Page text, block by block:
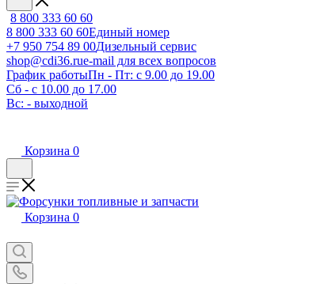
8 800 333 60 60
8 800 333 60 60Единый номер
+7 950 754 89 00Дизельный сервис
shop@cdi36.rue-mail для всех вопросов
График работыПн - Пт: с 9.00 до 19.00
Сб - с 10.00 до 17.00
Вс: - выходной
Корзина 0
Корзина 0